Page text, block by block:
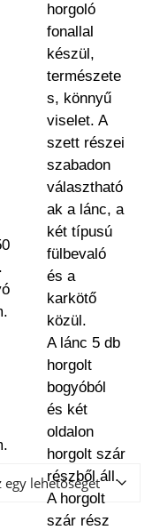
horgoló
fonallal
készül,
természete
s, könnyű
viselet. A
szett részei
szabadon
választható
ak a lánc, a
két típusú
fülbevaló
és a
karkötő
közül.
A lánc 5 db
horgolt
bogyóból
és két
oldalon
horgolt szár
részből áll.
A horgolt
szár rész